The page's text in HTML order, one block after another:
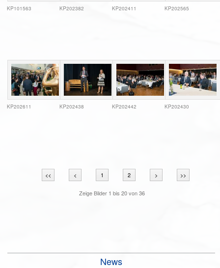
KP101563 KP202382 KP202411 KP202565
KP202611 KP202438 KP202442 KP202430
<< < 1 2 > >>
Zeige Bilder 1 bis20von36
News